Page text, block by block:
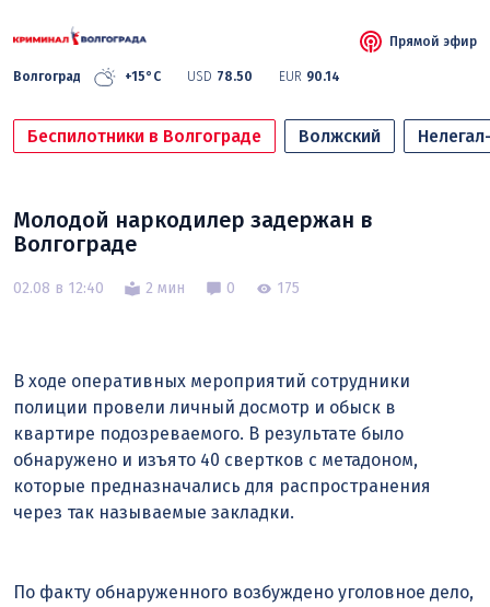
Волгоград +15°C USD 78.50 EUR 90.14
Прямой эфир
Беспилотники в Волгограде Волжский
Молодой наркодилер задержан в
Волгограде
02.08 в 12:40 2 мин 0 175
В ходе оперативных мероприятий сотрудники
полиции провели личный досмотр и обыск в
квартире подозреваемого. В результате было
обнаружено и изъято 40 свертков с метадоном,
которые предназначались для распространения
через так называемые закладки.
По факту обнаруженного возбуждено уголовное дело,